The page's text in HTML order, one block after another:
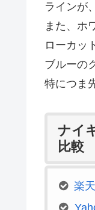
ラインが
また、ホ
ローカッ
ブルーの
特につま
ナイ
比較
楽